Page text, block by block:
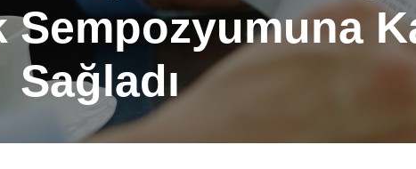
Sağladı